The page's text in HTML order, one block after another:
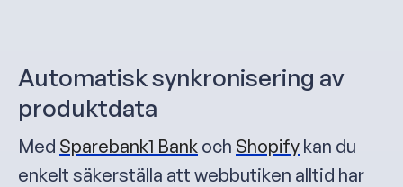
Automatisk synkronisering av
produktdata
Med Sparebank1 Bank och Shopify kan du
enkelt säkerställa att webbutiken alltid har